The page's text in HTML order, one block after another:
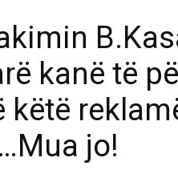
kanë të
këtë
jo!